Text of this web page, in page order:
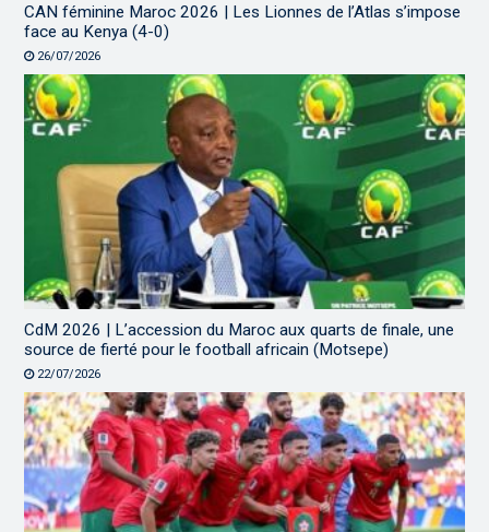
CAN féminine Maroc 2026 | Les Lionnes de l’Atlas s’impose
face au Kenya (4-0)
26/07/2026
CdM 2026 | L’accession du Maroc aux quarts de finale, une
source de fierté pour le football africain (Motsepe)
22/07/2026